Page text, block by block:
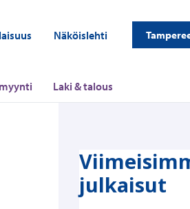
Näköislehti
Laki & talous
julkaisut